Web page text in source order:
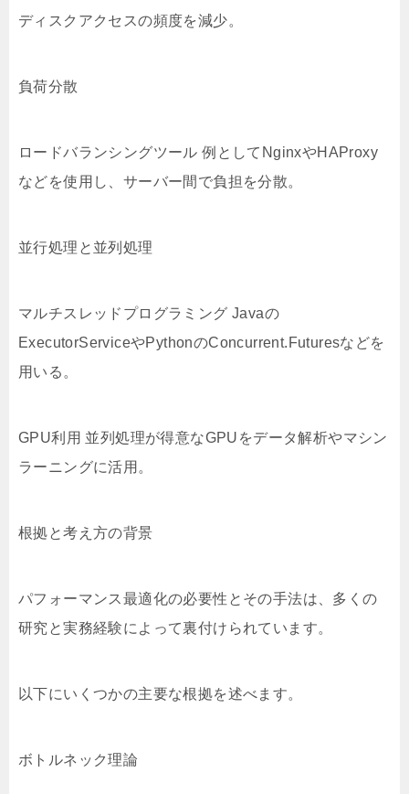
ディスクアクセスの頻度を減少。
負荷分散
ロードバランシングツール 例としてNginxやHAProxy
などを使用し、サーバー間で負担を分散。
並行処理と並列処理
マルチスレッドプログラミング Javaの
ExecutorServiceやPythonのConcurrent.Futuresなどを
用いる。
GPU利用 並列処理が得意なGPUをデータ解析やマシン
ラーニングに活用。
根拠と考え方の背景
パフォーマンス最適化の必要性とその手法は、多くの
研究と実務経験によって裏付けられています。
以下にいくつかの主要な根拠を述べます。
ボトルネック理論